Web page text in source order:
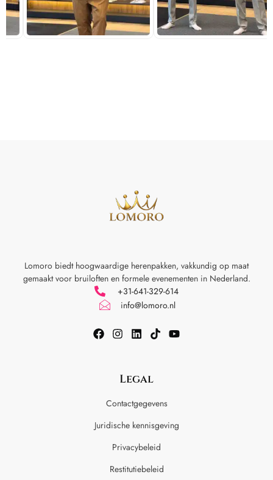
Lomoro biedt hoogwaardige herenpakken, vakkundig op maat
gemaakt voor bruiloften en formele evenementen in Nederland.
+31-641-329-614
info@lomoro.nl
Legal
Contactgegevens
Juridische kennisgeving
Privacybeleid
Restitutiebeleid